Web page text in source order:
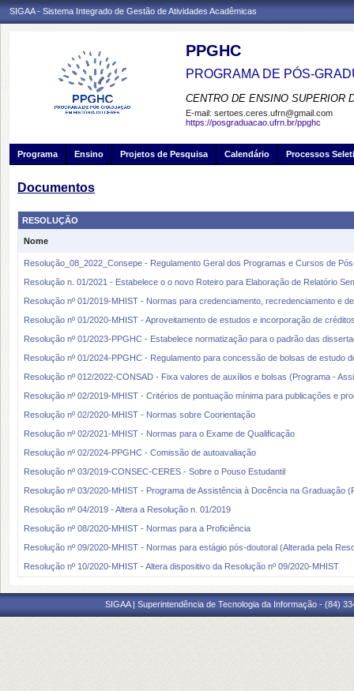
SIGAA - Sistema Integrado de Gestão de Atividades Acadêmicas
PPGHC
PROGRAMA DE PÓS-
CENTRO DE ENSINO SUPERIOR
E-mail: sertoes.ceres.ufrn@gmail.com
https://posgraduacao.ufrn.br/ppghc
Programa Ensino Projetos de Pesquisa Calendário Processos
Documentos
RESOLUÇÃO
Nome
Resolução_08_2022_Consepe - Regulamento Geral dos Programas e Cursos de
Resolução n. 01/2021 - Estabelece o o novo Roteiro para Elaboração de Relatório
Resolução nº 01/2019-MHIST - Normas para credenciamento, recredenciamento e
Resolução nº 01/2020-MHIST - Aproveitamento de estudos e incorporação de
Resolução nº 01/2023-PPGHC - Estabelece normatização para o padrão das
Resolução nº 01/2024-PPGHC - Regulamento para concessão de bolsas de estudo
Resolução nº 012/2022-CONSAD - Fixa valores de auxílios e bolsas (Programa -
Resolução nº 02/2019-MHIST - Critérios de pontuação mínima para publicações e
Resolução nº 02/2020-MHIST - Normas sobre Coorientação
Resolução nº 02/2021-MHIST - Normas para o Exame de Qualificação
Resolução nº 02/2024-PPGHC - Comissão de autoavaliação
Resolução nº 03/2019-CONSEC-CERES - Sobre o Pouso Estudantil
Resolução nº 03/2020-MHIST - Programa de Assistência à Docência na Graduação
Resolução nº 04/2019 - Altera a Resolução n. 01/2019
Resolução nº 08/2020-MHIST - Normas para a Proficiência
Resolução nº 09/2020-MHIST - Normas para estágio pós-doutoral (Alterada pela
Resolução nº 10/2020-MHIST - Altera dispositivo da Resolução nº 09/2020-MHIST
SIGAA | Superintendência de Tecnologia da Informação - (84)